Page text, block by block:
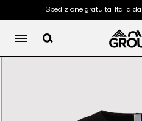
Spedizione gratuita: Italia